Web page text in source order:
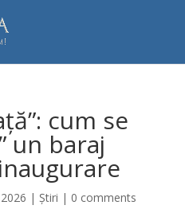
cum se
un baraj
| Știri | 0 comments